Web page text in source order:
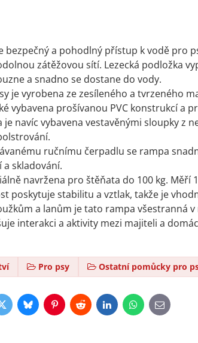
a pohodlný přístup k vodě pro
zátěžovou sítí. Lezecká podložka
a snadno se dostane do vody.
je vyrobena ze zesíleného a tvrzeného
vybavena prošívanou PVC konstrukcí a
navíc vybavena vestavěnými sloupky z
ručnímu čerpadlu se rampa
skladování.
navržena pro štěňata do 100 kg. Měří
poskytuje stabilitu a vztlak, takže je
a lanům je tato rampa všestranná
interakci a aktivity mezi majiteli a
Pro psy Ostatní pomůcky pro
TwitterBlueskyPinterestRedditLinkedInWhatsApp
E-
mail